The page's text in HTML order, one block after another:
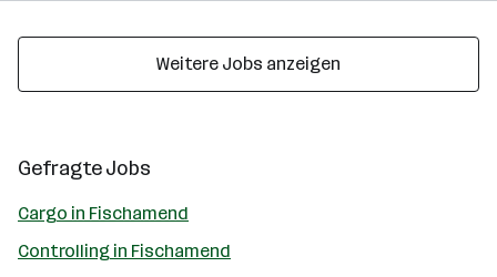
Weitere Jobs anzeigen
Gefragte Jobs
Cargo in Fischamend
Controlling in Fischamend